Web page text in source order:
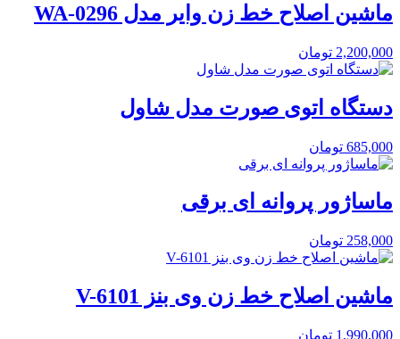
ماشین اصلاح خط زن وایر مدل WA-0296
2,200,000 تومان
دستگاه اتوی صورت مدل شاول
685,000 تومان
ماساژور پروانه ای برقی
258,000 تومان
ماشین اصلاح خط زن وی بنز V-6101
1,990,000 تومان